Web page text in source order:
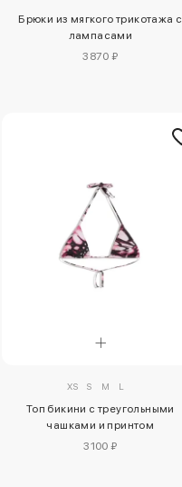
Брюки из мягкого трикотажа с
лампасами
3870 ₽
XS S M L
Топ бикини с треугольными
чашками и принтом
3100 ₽